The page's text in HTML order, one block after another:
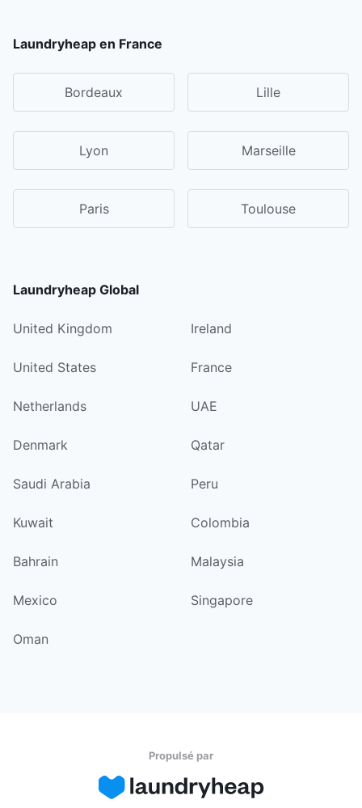
Laundryheap en France
Bordeaux Lille
Lyon Marseille
Paris Toulouse
Laundryheap Global
United Kingdom Ireland
United States France
Netherlands UAE
Denmark Qatar
Saudi Arabia Peru
Kuwait Colombia
Bahrain Malaysia
Mexico Singapore
Oman
Propulsé par